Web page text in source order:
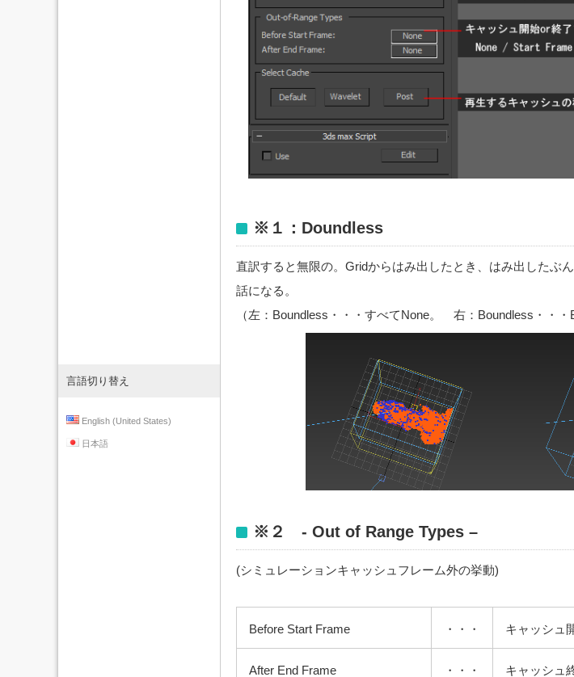
※１：Doundless
直訳すると無限の。Gridからはみ出したとき、はみ出したぶ
話になる。
（左：Boundless・・・すべてNone。 右：Boundless・・・
※２ - Out of Range Types –
(シミュレーションキャッシュフレーム外の挙動)
Before Start Frame ・・・ キャッシュ
After End Frame ・・・ キャッシュ
言語切り替え
English (United States)
日本語